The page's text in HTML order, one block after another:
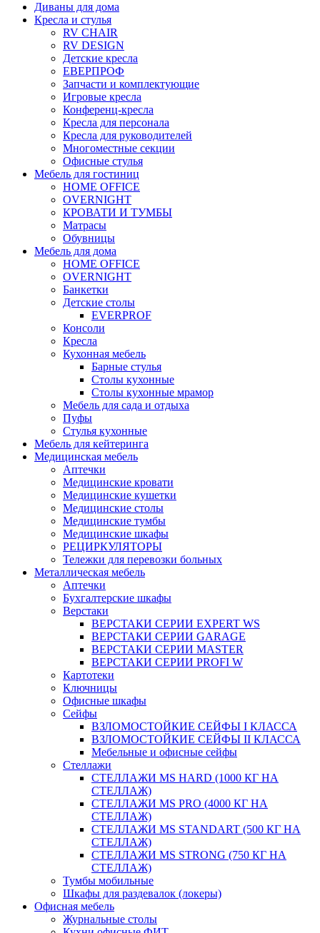
Диваны для дома
Кресла и стулья
RV CHAIR
RV DESIGN
Детские кресла
ЕВЕРПРОФ
Запчасти и комплектующие
Игровые кресла
Конференц-кресла
Кресла для персонала
Кресла для руководителей
Многоместные секции
Офисные стулья
Мебель для гостиниц
HOME OFFICE
OVERNIGHT
КРОВАТИ И ТУМБЫ
Матрасы
Обувницы
Мебель для дома
HOME OFFICE
OVERNIGHT
Банкетки
Детские столы
EVERPROF
Консоли
Кресла
Кухонная мебель
Барные стулья
Столы кухонные
Столы кухонные мрамор
Мебель для сада и отдыха
Пуфы
Стулья кухонные
Мебель для кейтеринга
Медицинская мебель
Аптечки
Медицинские кровати
Медицинские кушетки
Медицинские столы
Медицинские тумбы
Медицинские шкафы
РЕЦИРКУЛЯТОРЫ
Тележки для перевозки больных
Металлическая мебель
Аптечки
Бухгалтерские шкафы
Верстаки
ВЕРСТАКИ СЕРИИ EXPERT WS
ВЕРСТАКИ СЕРИИ GARAGE
ВЕРСТАКИ СЕРИИ MASTER
ВЕРСТАКИ СЕРИИ PROFI W
Картотеки
Ключницы
Офисные шкафы
Сейфы
ВЗЛОМОСТОЙКИЕ СЕЙФЫ I КЛАССА
ВЗЛОМОСТОЙКИЕ СЕЙФЫ II КЛАССА
Мебельные и офисные сейфы
Стеллажи
СТЕЛЛАЖИ MS HARD (1000 КГ НА
СТЕЛЛАЖ)
СТЕЛЛАЖИ MS PRO (4000 КГ НА
СТЕЛЛАЖ)
СТЕЛЛАЖИ MS STANDART (500 КГ НА
СТЕЛЛАЖ)
СТЕЛЛАЖИ MS STRONG (750 КГ НА
СТЕЛЛАЖ)
Тумбы мобильные
Шкафы для раздевалок (локеры)
Офисная мебель
Журнальные столы